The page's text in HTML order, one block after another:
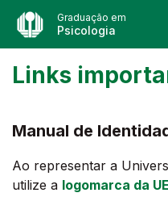
Graduação em
Psicologia
Links
Manual de
Ao representar a
utilize a logomarca da